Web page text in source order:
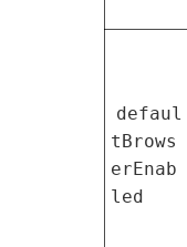
defaul
tBrows
erEnab
led